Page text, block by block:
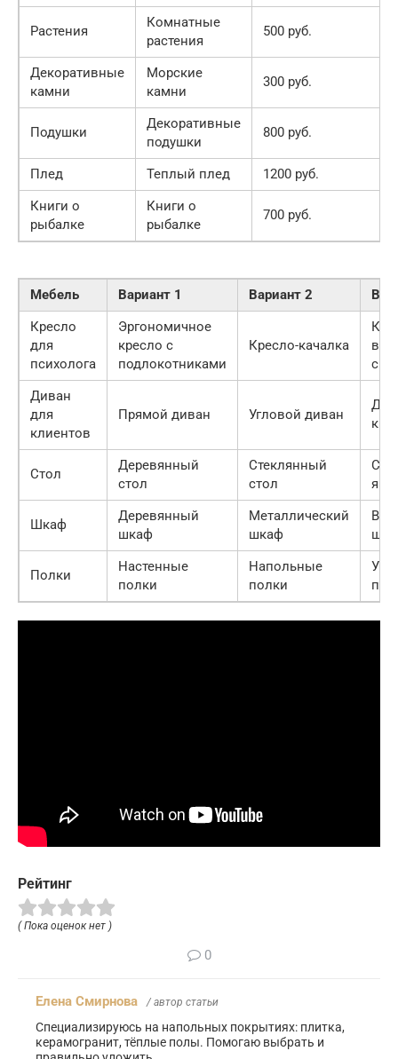
Растения
Комнатные
растения
500 руб.
Декоративные
камни
Морские
камни
300 руб.
Подушки
Декоративные
подушки
800 руб.
Плед Теплый плед
1200 руб.
Книги о
рыбалке
Книги о
рыбалке
700 руб.
Мебель Вариант 1 Вариант 2
Кресло
для
психолога
Эргономичное
кресло с
подлокотниками
Кресло-качалка
Диван
для
клиентов
Прямой диван Угловой диван
Стол
Деревянный
стол
Стеклянный
стол
Шкаф
Деревянный
шкаф
Металлический
шкаф
Полки
Настенные
полки
Напольные
полки
Рейтинг
( Пока оценок нет )
0
Елена Смирнова / автор статьи
Специализируюсь на напольных покрытиях: плитка,
керамогранит, тёплые полы. Помогаю выбрать и